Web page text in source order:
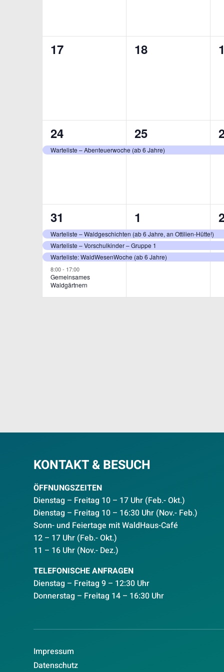
0
17
0
18
0
1
Veranstaltung,
24
Warteliste – Abenteuerwoche (ab 6 Jahre)
1
Veranstaltung,
25
1
4
Veranstaltungen,
31
Warteliste – Waldgeschichten (ab 6 Jahre, an Ottilien-Hütte!)
Warteliste – Vorschulkinder – Gruppe 1
Warteliste: WaldWesenWoche (ab 6 Jahre)
8:00- 17:00
Gemeinsames
Waldgärtnern
3
1
3
KONTAKT & BESUCH
ÖFFNUNGSZEITEN
Dienstag – Freitag 10 – 17 Uhr (Feb.- Okt.)
Dienstag – Freitag 10 – 16:30 Uhr (Nov.- Feb.)
Sonn- und Feiertage mit WaldHaus-Café
12 – 17 Uhr (Feb.- Okt.)
11 – 16 Uhr (Nov.- Dez.)
TELEFONISCHE ANFRAGEN
Dienstag – Freitag 9 – 12:30 Uhr
Donnerstag – Freitag 14 – 16:30 Uhr
Impressum
Datenschutz